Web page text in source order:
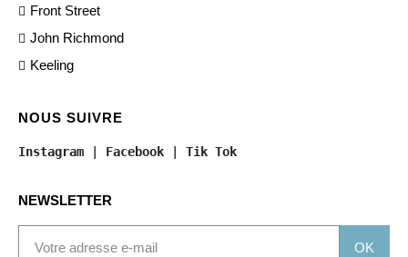
Front Street
John Richmond
Keeling
NOUS SUIVRE
Instagram Facebook Tik Tok
NEWSLETTER
OK